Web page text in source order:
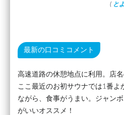
( と
最新の口コミコメント
高速道路の休憩地点に利用。店
ここ最近のお初サウナでは1番よ
ながら、食事がうまい。ジャン
がいいオススメ！